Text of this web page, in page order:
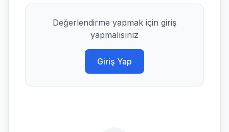
Değerlendirme yapmak için giriş
yapmalısınız
Giriş Yap